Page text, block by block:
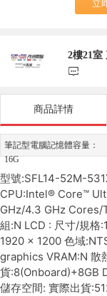
立
2樓21室
󰃨
商品詳情
筆記型電腦記憶體容量：
16G
型號:SFL14-52M-
CPU:Intel® Core™
GHz/4.3 GHz Cores/
組:N LCD : 尺寸/規格
1920 x 1200 色域
graphics VRAM:N 散
貨:8(Onboard)+8GB
儲存空間: 實際出貨